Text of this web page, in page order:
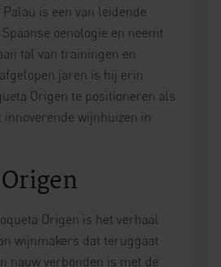
is een van leidende
oenologie en neemt
tal van trainingen en
jaren is hij erin
Origen te positioneren als
innoverende wijnhuizen in
Origen is het verhaal
wijnmakers dat teruggaat
nauw verbonden is met de